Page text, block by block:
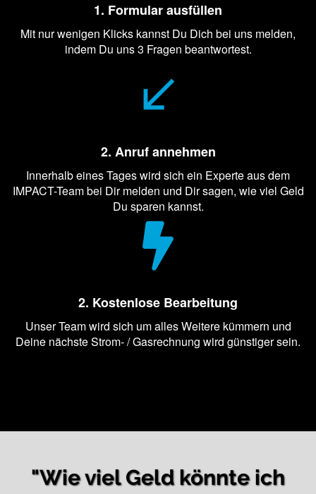
1. Formular ausfüllen
Mit nur wenigen Klicks kannst Du Dich bei uns melden,
indem Du uns 3 Fragen beantwortest.
2. Anruf annehmen
Innerhalb eines Tages wird sich ein Experte aus dem
IMPACT-Team bei Dir melden und Dir sagen, wie viel Geld
Du sparen kannst.
2. Kostenlose Bearbeitung
Unser Team wird sich um alles Weitere kümmern und
Deine nächste Strom- / Gasrechnung wird günstiger sein.
"Wie viel Geld könnte ich